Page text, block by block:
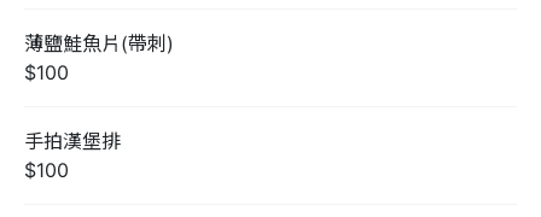
薄鹽鮭魚片(帶刺)
$100
手拍漢堡排
$100